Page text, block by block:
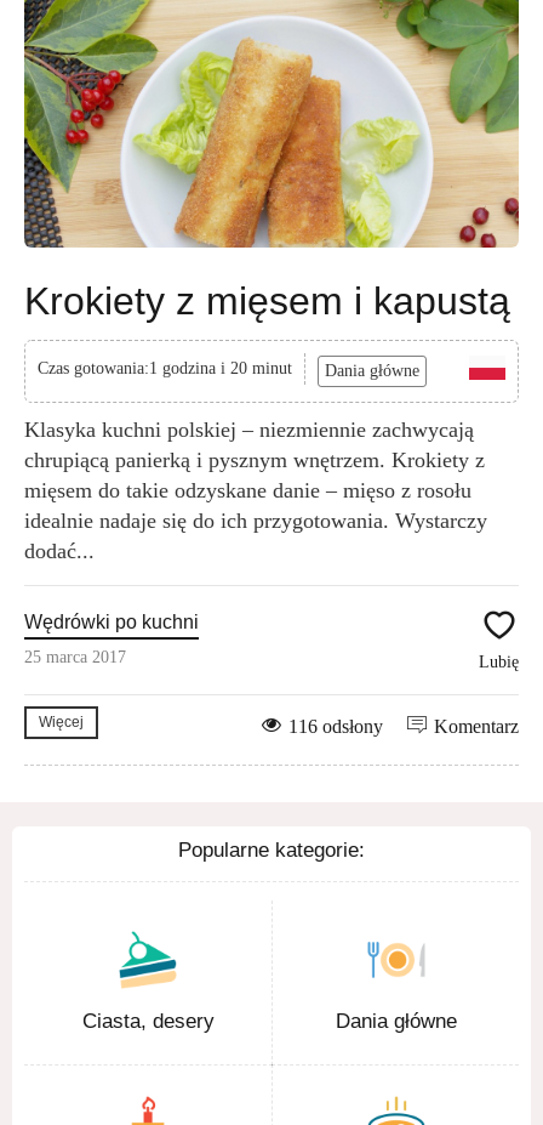
Krokiety z mięsem i kapustą
Czas gotowania:1 godzina i 20 minut Dania główne
Klasyka kuchni polskiej – niezmiennie zachwycają
chrupiącą panierką i pysznym wnętrzem. Krokiety z
mięsem do takie odzyskane danie – mięso z rosołu
idealnie nadaje się do ich przygotowania. Wystarczy
dodać...
Wędrówki po kuchni
25 marca 2017 Lubię
Więcej Komentarz
116 odsłony
Popularne kategorie:
Ciasta, desery Dania główne